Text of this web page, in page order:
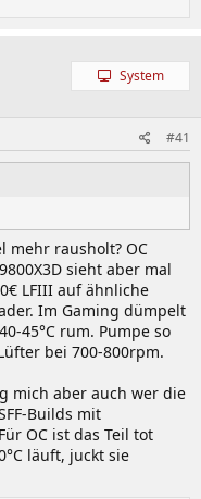
System
#41
mehr rausholt? OC
sieht aber mal
LFIII auf ähnliche
Im Gaming dümpelt
45°C rum. Pumpe so
bei 700-800rpm.
mich aber auch wer die
Builds mit
OC ist das Teil tot
läuft, juckt sie